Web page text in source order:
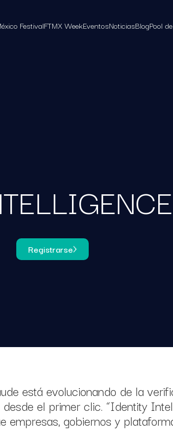
FestivalFTMX WeekEventosNoticiasBlogPool
Registrarse
está evolucionando de la
el primer clic. “Identity
empresas, gobiernos y